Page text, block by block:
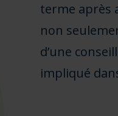
terme après
non
d’une
impliqué